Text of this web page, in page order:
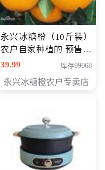
永兴冰糖橙（10斤装）
农户自家种植的 预售10
万斤 会员包邮专享价
39.99 库存99068
永兴冰糖橙农户专卖店